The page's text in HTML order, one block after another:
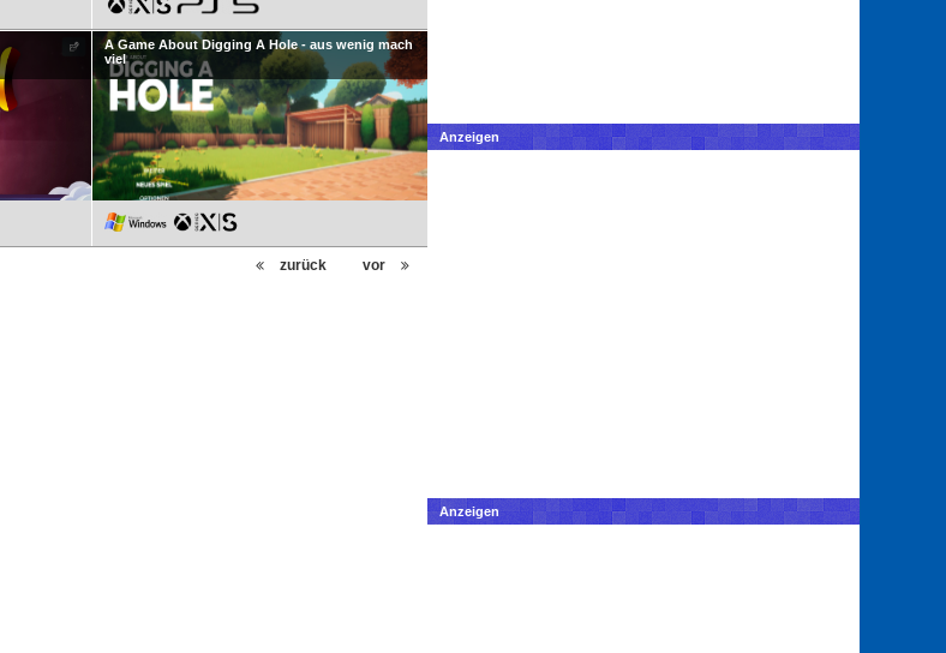
A Game About Digging A Hole - aus wenig mach
viel
vor
zurück
Anzeigen
Anzeigen